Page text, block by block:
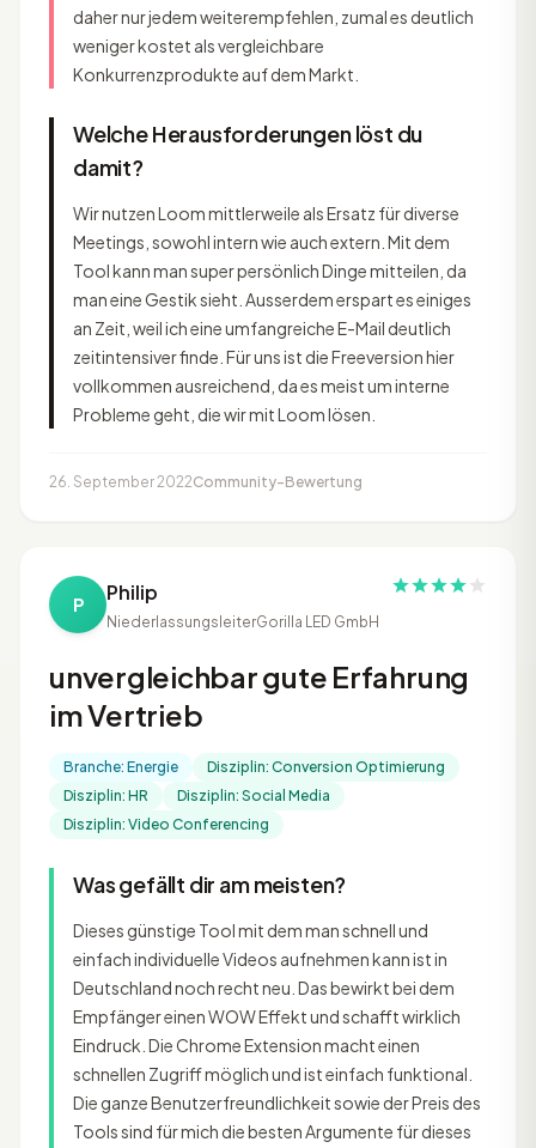
daher nur jedem weiterempfehlen, zumal es deutlich
weniger kostet als vergleichbare
Konkurrenzprodukte auf dem Markt.
Welche Herausforderungen löst du
damit?
Wir nutzen Loom mittlerweile als Ersatz für diverse
Meetings, sowohl intern wie auch extern. Mit dem
Tool kann man super persönlich Dinge mitteilen, da
man eine Gestik sieht. Ausserdem erspart es einiges
an Zeit, weil ich eine umfangreiche E-Mail deutlich
zeitintensiver finde. Für uns ist die Freeversion hier
vollkommen ausreichend, da es meist um interne
Probleme geht, die wir mit Loom lösen.
26. September 2022Community-Bewertung
P Philip
NiederlassungsleiterGorilla LED GmbH
unvergleichbar gute Erfahrung
im Vertrieb
Branche: Energie
Disziplin: Conversion Optimierung
Disziplin: HR
Disziplin: Social Media
Disziplin: Video Conferencing
Was gefällt dir am meisten?
Dieses günstige Tool mit dem man schnell und
einfach individuelle Videos aufnehmen kann ist in
Deutschland noch recht neu. Das bewirkt bei dem
Empfänger einen WOW Effekt und schafft wirklich
Eindruck. Die Chrome Extension macht einen
schnellen Zugriff möglich und ist einfach funktional.
Die ganze Benutzerfreundlichkeit sowie der Preis des
Tools sind für mich die besten Argumente für dieses